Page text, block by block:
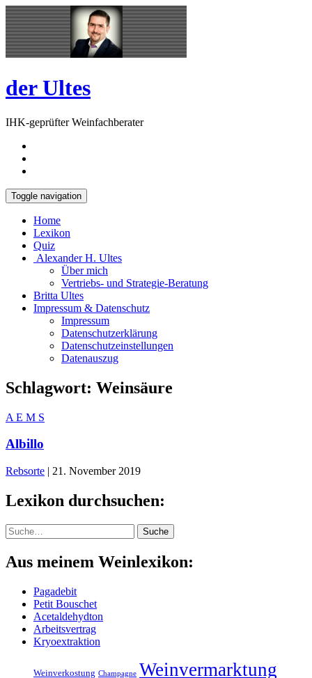
Skip
to
content
Open
Sidebar
der Ultes
IHK-geprüfter Weinfachberater
Toggle navigation
Home
Lexikon
Quiz
Alexander H. Ultes
Über mich
Vertriebs- und Strategie-Beratung
Britta Ultes
Impressum & Datenschutz
Impressum
Datenschutzerklärung
Datenschutzeinstellungen
Datenauszug
Schlagwort: Weinsäure
A E M S
Albillo
Rebsorte | 21. November 2019
Lexikon durchsuchen:
Suche Suche
Aus meinem Weinlexikon:
Pagadebit
Petit Bouschet
Acetaldehydton
Arbeitsvertrag
Kryoextraktion
Weinverkostung Champagne Weinvermarktung